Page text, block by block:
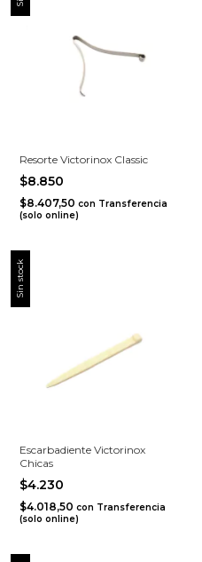
Resorte Victorinox Classic
$8.850
$8.407,50 con Transferencia
(solo online)
Sin stock
Escarbadiente Victorinox
Chicas
$4.230
$4.018,50 con Transferencia
(solo online)